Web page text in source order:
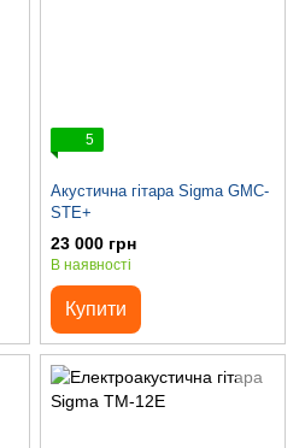
5
Акустична гітара Sigma GMC-
STE+
23 000 грн
В наявності
Купити